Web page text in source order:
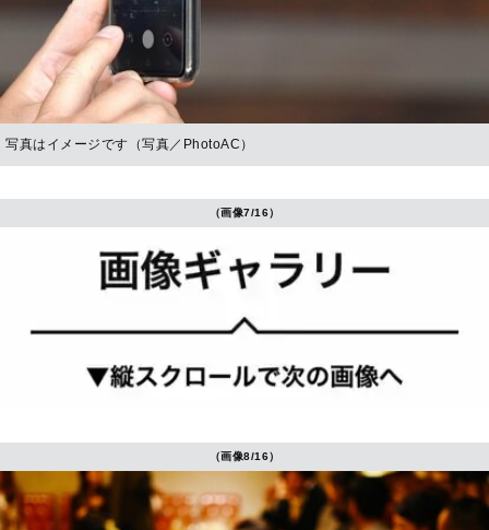
写真はイメージです（写真／PhotoAC）
（画像7/16）
（画像8/16）